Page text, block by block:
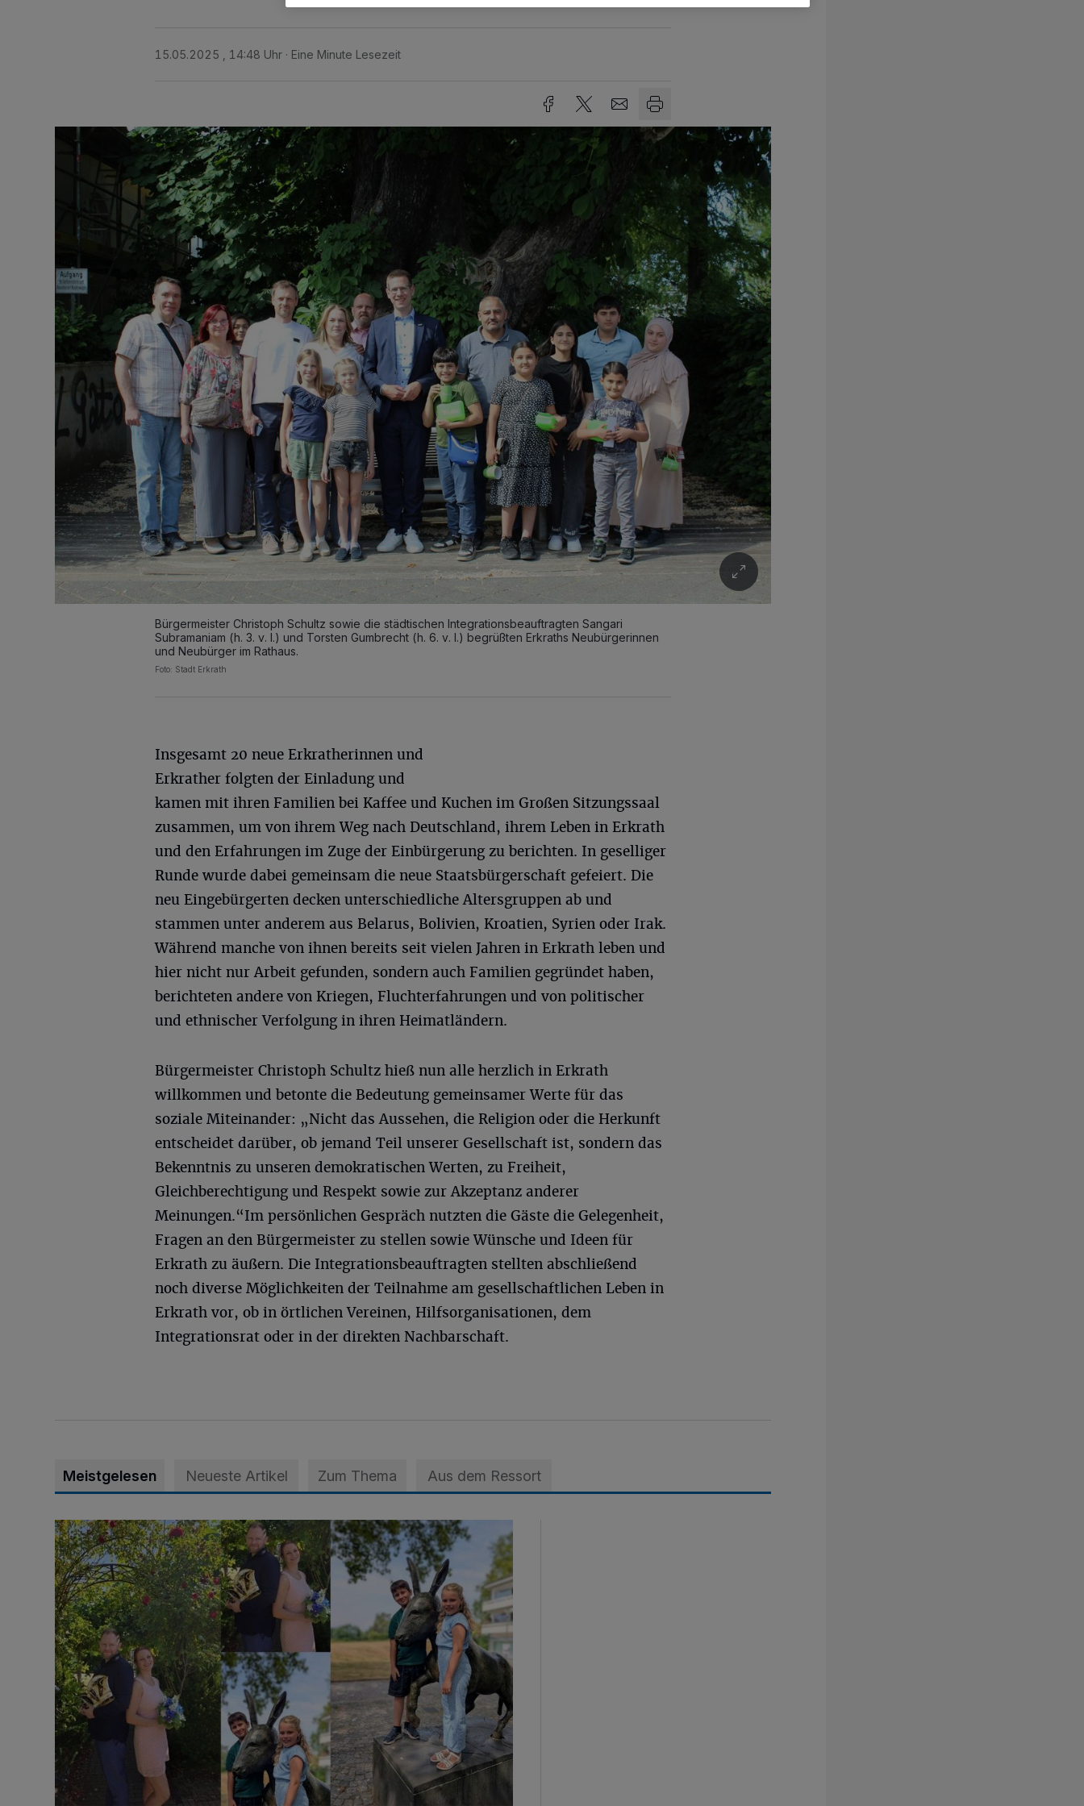
15.05.2025 , 14:48 Uhr Eine Minute Lesezeit
Bürgermeister Christoph Schultz sowie die städtischen Integrationsbeauftragten Sangari
Subramaniam (h. 3. v. l.) und Torsten Gumbrecht (h. 6. v. l.) begrüßten Erkraths Neubürgerinnen
und Neubürger im Rathaus.
Foto: Stadt Erkrath
Insgesamt 20 neue Erkratherinnen und
Erkrather folgten der Einladung und
kamen mit ihren Familien bei Kaffee und Kuchen im Großen Sitzungssaal
zusammen, um von ihrem Weg nach Deutschland, ihrem Leben in Erkrath
und den Erfahrungen im Zuge der Einbürgerung zu berichten. In geselliger
Runde wurde dabei gemeinsam die neue Staatsbürgerschaft gefeiert. Die
neu Eingebürgerten decken unterschiedliche Altersgruppen ab und
stammen unter anderem aus Belarus, Bolivien, Kroatien, Syrien oder Irak.
Während manche von ihnen bereits seit vielen Jahren in Erkrath leben und
hier nicht nur Arbeit gefunden, sondern auch Familien gegründet haben,
berichteten andere von Kriegen, Fluchterfahrungen und von politischer
und ethnischer Verfolgung in ihren Heimatländern.
Bürgermeister Christoph Schultz hieß nun alle herzlich in Erkrath
willkommen und betonte die Bedeutung gemeinsamer Werte für das
soziale Miteinander: „Nicht das Aussehen, die Religion oder die Herkunft
entscheidet darüber, ob jemand Teil unserer Gesellschaft ist, sondern das
Bekenntnis zu unseren demokratischen Werten, zu Freiheit,
Gleichberechtigung und Respekt sowie zur Akzeptanz anderer
Meinungen.“Im persönlichen Gespräch nutzten die Gäste die Gelegenheit,
Fragen an den Bürgermeister zu stellen sowie Wünsche und Ideen für
Erkrath zu äußern. Die Integrationsbeauftragten stellten abschließend
noch diverse Möglichkeiten der Teilnahme am gesellschaftlichen Leben in
Erkrath vor, ob in örtlichen Vereinen, Hilfsorganisationen, dem
Integrationsrat oder in der direkten Nachbarschaft.
Meistgelesen Neueste Artikel Zum Thema Aus dem Ressort
Die karnevalistische Vorfreude ist riesengroß